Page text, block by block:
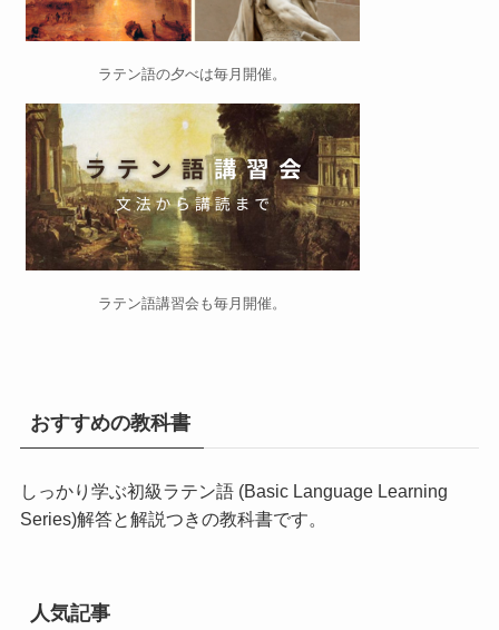
ラテン語の夕べは毎月開催。
ラテン語講習会 も毎月開催。
おすすめの教科書
しっかり学ぶ初級ラテン語 (Basic Language Learning
Series)解答と解説つきの教科書です。
人気記事